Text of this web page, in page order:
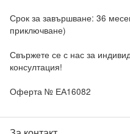
Срок за завършване: 36
приключване)
Свържете се с нас за
консултация!
Оферта № ЕА16082